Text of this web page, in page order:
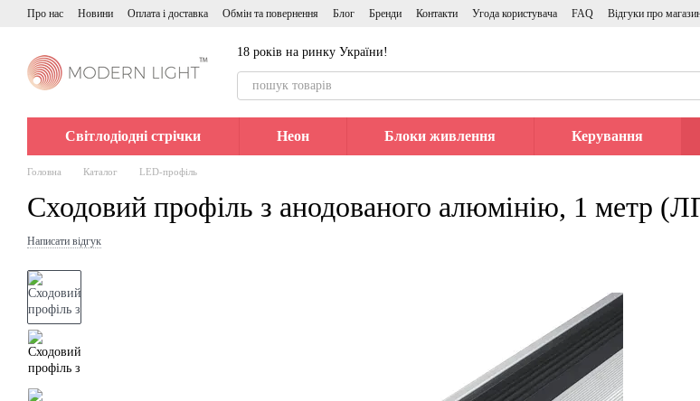
Перейти до основного контенту
Про нас Новини Оплата і доставка Обмін та повернення Блог Бренди Контакти Угода користувача FAQ Відгуки про
18 років на ринку України!
Світлодіодні стрічки Неон Блоки живлення Керування
Головна Каталог LED-профіль
Сходовий профіль з анодованого алюмінію, 1 метр
Написати відгук